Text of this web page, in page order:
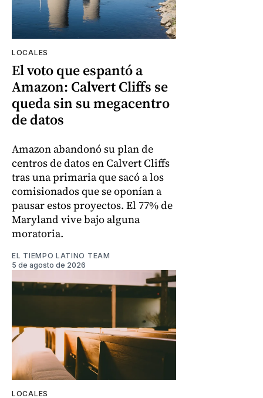
LOCALES
El voto que espantó a
Amazon: Calvert Cliffs se
queda sin su megacentro
de datos
Amazon abandonó su plan de
centros de datos en Calvert Cliffs
tras una primaria que sacó a los
comisionados que se oponían a
pausar estos proyectos. El 77% de
Maryland vive bajo alguna
moratoria.
EL TIEMPO LATINO TEAM
5 de agosto de 2026
LOCALES